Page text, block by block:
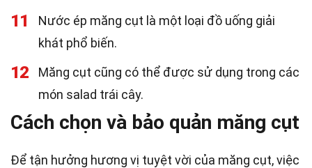
11
Nước ép măng cụt là một loại đồ uống giải
khát phổ biến.
12
Măng cụt cũng có thể được sử dụng trong các
món salad trái cây.
Cách chọn và bảo quản măng cụt
Để tận hưởng hương vị tuyệt vời của măng cụt, việc